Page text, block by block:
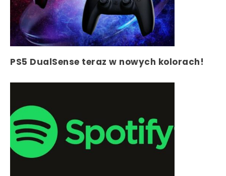
PS5 DualSense teraz w nowych kolorach!